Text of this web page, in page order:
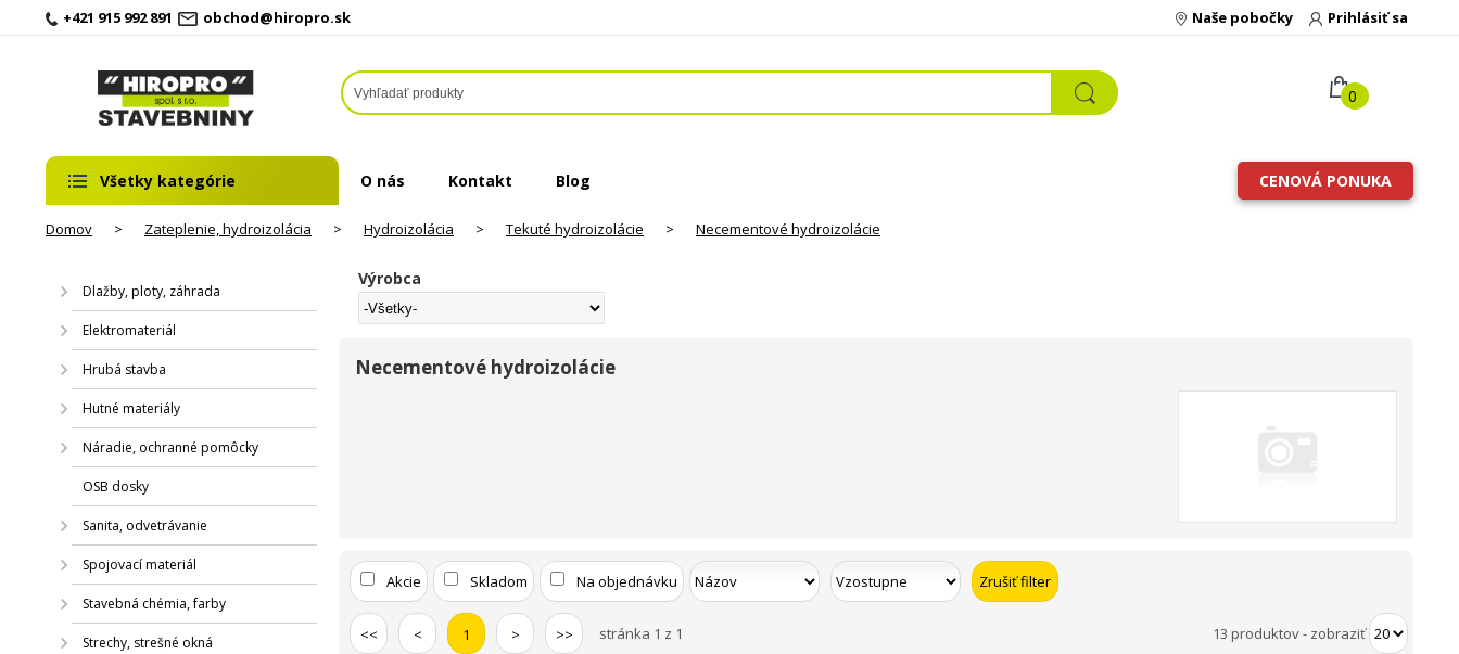
+421 915 992 891 obchod@hiropro.sk Prihlásiť sa
Naše pobočky
0
Všetky kategórie O nás Kontakt Blog CENOVÁ PONUKA
Domov > Zateplenie, hydroizolácia > Hydroizolácia > Tekuté hydroizolácie > Necementové hydroizolácie
Dlažby, ploty, záhrada
Elektromateriál
Hrubá stavba
Hutné materiály
Náradie, ochranné pomôcky
OSB dosky
Sanita, odvetrávanie
Spojovací materiál
Stavebná chémia, farby
Strechy, strešné okná
Výrobca
Necementové hydroizolácie
Akcie Skladom Na objednávku
<< < 1 > >> stránka 1 z 1 13 produktov- zobraziť